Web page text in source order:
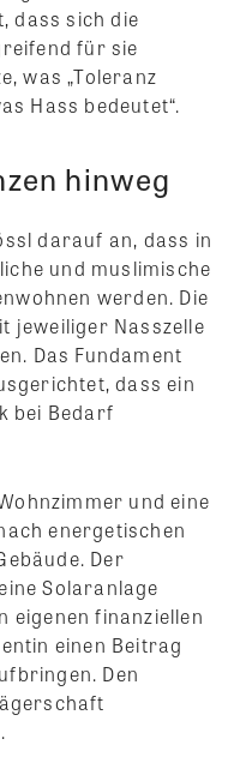
dass sich die
für sie
was „Toleranz
Hass bedeutet“.
hinweg
darauf an, dass in
und muslimische
werden. Die
jeweiliger Nasszelle
Das Fundament
dass ein
bei Bedarf
und eine
energetischen
Der
Solaranlage
eigenen finanziellen
einen Beitrag
Den